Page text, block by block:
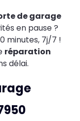
de garage
en pause ?
minutes, 7j/7 !
réparation
délai.